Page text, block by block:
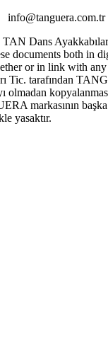
info@tanguera.com.tr
Dans
documents both
or in link with
tarafından
markasının
yasaktır.